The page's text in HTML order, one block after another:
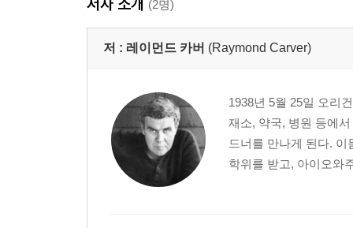
(2명)
저 : 레이먼드 카버 (Raymond Carver)
1938년 5월 25일 오리
재소, 약국, 병원 등에
드너를 만나게 된다.
학위를 받고, 아이오와